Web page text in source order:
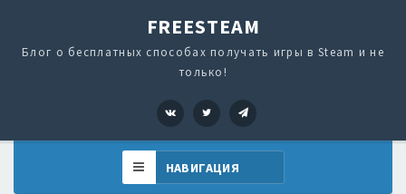
FREESTEAM
Блог о бесплатных способах получать игры в Steam и не
только!
VK Twitter